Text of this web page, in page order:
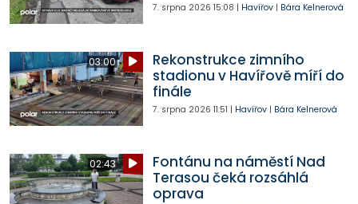
7. srpna 2026 15:08 | Havířov| Bára Kelnerová
03:00
Rekonstrukce zimního
stadionu v Havířově míří do
finále
7. srpna 2026 11:51 | Havířov| Bára Kelnerová
02:43
Fontánu na náměstí Nad
Terasou čeká rozsáhlá
oprava